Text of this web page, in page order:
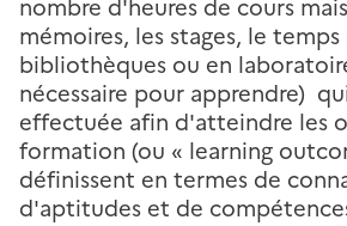
nombre d'heures de cours
mémoires, les stages, le temps
bibliothèques ou en
nécessaire pour apprendre)
effectuée afin d'atteindre les
formation (ou « learning
définissent en termes de
d'aptitudes et de